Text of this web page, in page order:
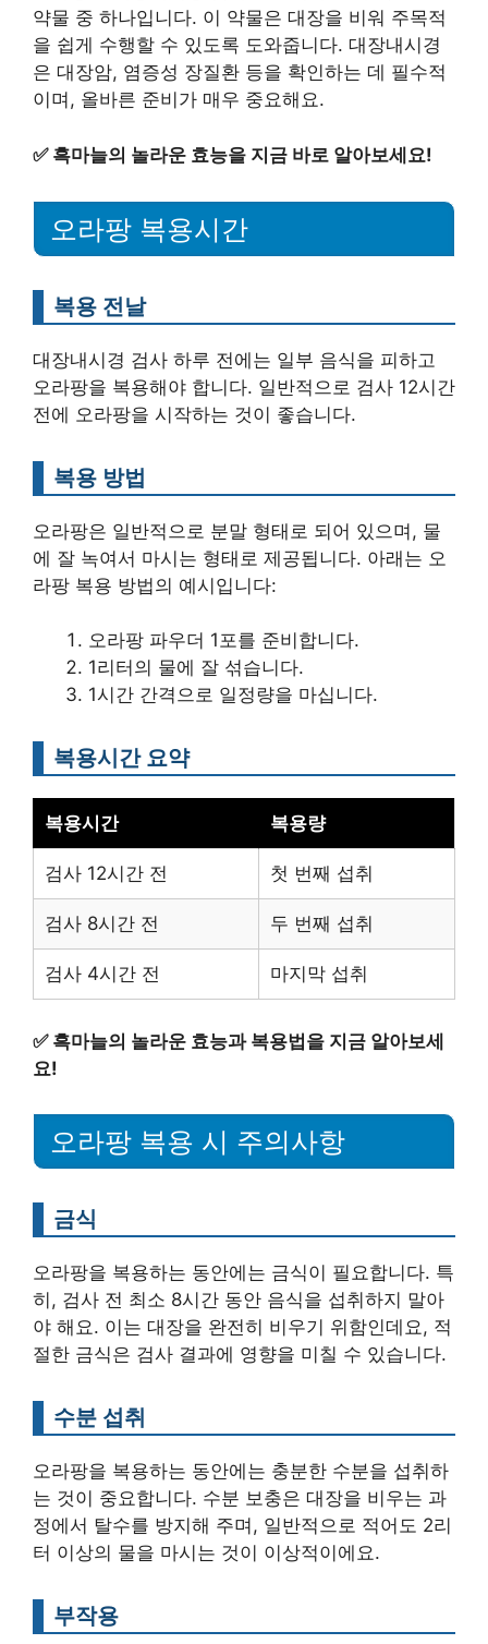
약물 중 하나입니다. 이 약물은 대장을 비워 주목적
을 쉽게 수행할 수 있도록 도와줍니다. 대장내시경
은 대장암, 염증성 장질환 등을 확인하는 데 필수적
이며, 올바른 준비가 매우 중요해요.
✅ 흑마늘의 놀라운 효능을 지금 바로 알아보세요!
오라팡 복용시간
복용 전날
대장내시경 검사 하루 전에는 일부 음식을 피하고
오라팡을 복용해야 합니다. 일반적으로 검사 12시간
전에 오라팡을 시작하는 것이 좋습니다.
복용 방법
오라팡은 일반적으로 분말 형태로 되어 있으며, 물
에 잘 녹여서 마시는 형태로 제공됩니다. 아래는 오
라팡 복용 방법의 예시입니다:
오라팡 파우더 1포를 준비합니다.
1리터의 물에 잘 섞습니다.
1시간 간격으로 일정량을 마십니다.
복용시간 요약
복용시간 복용량
검사 12시간 전 첫 번째 섭취
검사 8시간 전 두 번째 섭취
검사 4시간 전 마지막 섭취
✅ 흑마늘의 놀라운 효능과 복용법을 지금 알아보세
요!
오라팡 복용 시 주의사항
금식
오라팡을 복용하는 동안에는 금식이 필요합니다. 특
히, 검사 전 최소 8시간 동안 음식을 섭취하지 말아
야 해요. 이는 대장을 완전히 비우기 위함인데요, 적
절한 금식은 검사 결과에 영향을 미칠 수 있습니다.
수분 섭취
오라팡을 복용하는 동안에는 충분한 수분을 섭취하
는 것이 중요합니다. 수분 보충은 대장을 비우는 과
정에서 탈수를 방지해 주며, 일반적으로 적어도 2리
터 이상의 물을 마시는 것이 이상적이에요.
부작용